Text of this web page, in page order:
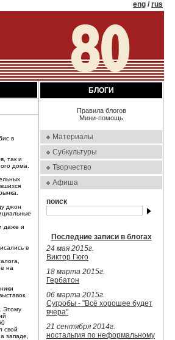
eng /rus
в
так и
дома.
джон
даже и
в
на
Этому
свой
западе,
БЛОГИ
Правила блогов
Мини-помощь
Материалы
Субкультуры
Творчество
Афиша
поиск
Последние записи в блогах
24 мая 2015г.
Виктор Гюго
18 марта 2015г.
Гербатон
06 марта 2015г.
Сугробы - "Всё хорошее будет
вчера"
21 сентября 2014г.
ностальгия по неформальному